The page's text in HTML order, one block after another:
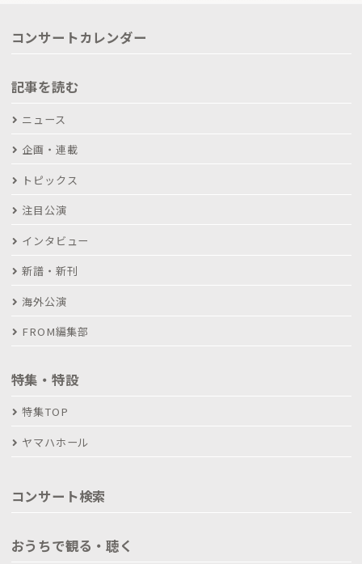
コンサートカレンダー
記事を読む
ニュース
企画・連載
トピックス
注目公演
インタビュー
新譜・新刊
海外公演
FROM編集部
特集・特設
特集TOP
ヤマハホール
コンサート検索
おうちで観る・聴く